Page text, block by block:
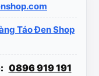
Táo Đen Shop
0896 919 191